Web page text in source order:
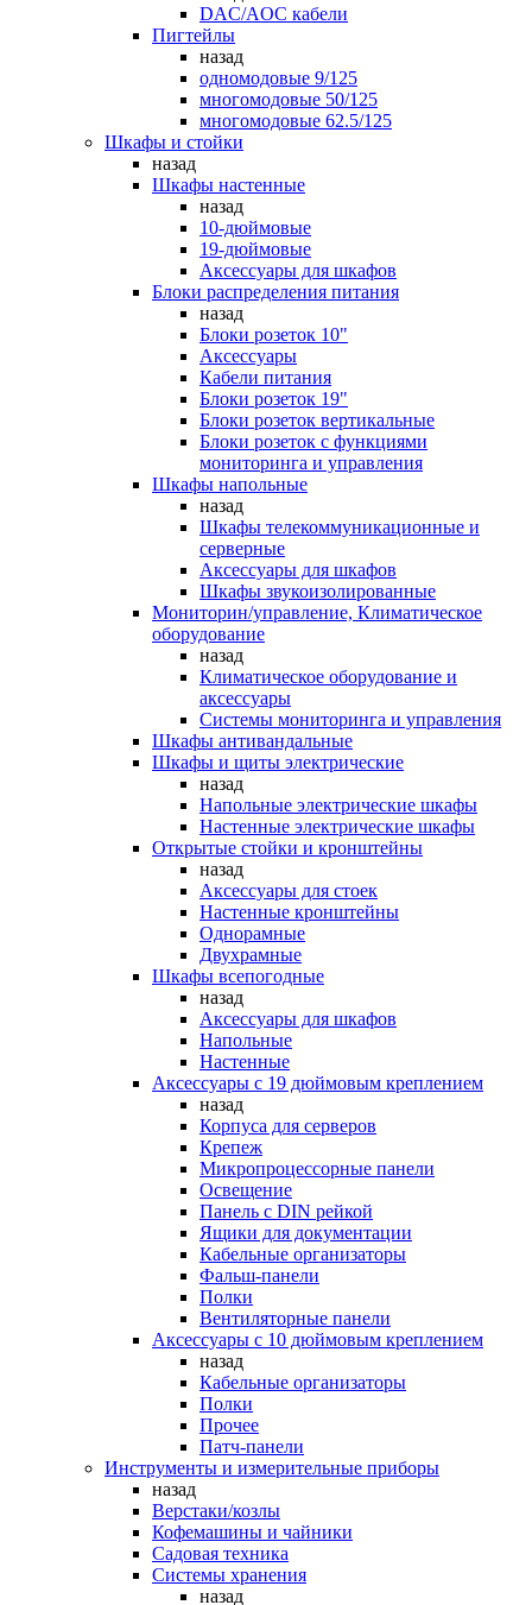
DAC/AOC кабели
Пигтейлы
назад
одномодовые 9/125
многомодовые 50/125
многомодовые 62.5/125
Шкафы и стойки
назад
Шкафы настенные
назад
10-дюймовые
19-дюймовые
Аксессуары для шкафов
Блоки распределения питания
назад
Блоки розеток 10"
Аксессуары
Кабели питания
Блоки розеток 19"
Блоки розеток вертикальные
Блоки розеток с функциями
мониторинга и управления
Шкафы напольные
назад
Шкафы телекоммуникационные и
серверные
Аксессуары для шкафов
Шкафы звукоизолированные
Мониторин/управление, Климатическое
оборудование
назад
Климатическое оборудование и
аксессуары
Системы мониторинга и управления
Шкафы антивандальные
Шкафы и щиты электрические
назад
Напольные электрические шкафы
Настенные электрические шкафы
Открытые стойки и кронштейны
назад
Аксессуары для стоек
Настенные кронштейны
Однорамные
Двухрамные
Шкафы всепогодные
назад
Аксессуары для шкафов
Напольные
Настенные
Аксессуары с 19 дюймовым креплением
назад
Корпуса для серверов
Крепеж
Микропроцессорные панели
Освещение
Панель с DIN рейкой
Ящики для документации
Кабельные организаторы
Фальш-панели
Полки
Вентиляторные панели
Аксессуары с 10 дюймовым креплением
назад
Кабельные организаторы
Полки
Прочее
Патч-панели
Инструменты и измерительные приборы
назад
Верстаки/козлы
Кофемашины и чайники
Садовая техника
Системы хранения
назад